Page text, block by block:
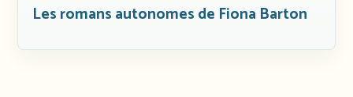
Les romans autonomes de Fiona Barton